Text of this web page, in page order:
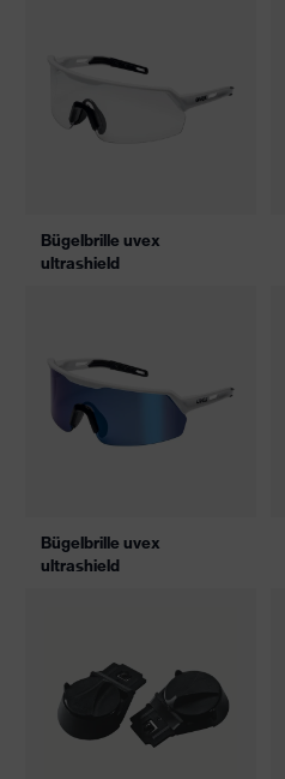
Bügelbrille uvex
ultrashield
Bügelbrille uvex
ultrashield